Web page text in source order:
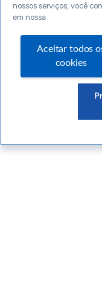
nossos serviços, você
em nossa
Aceitar todos
cookies